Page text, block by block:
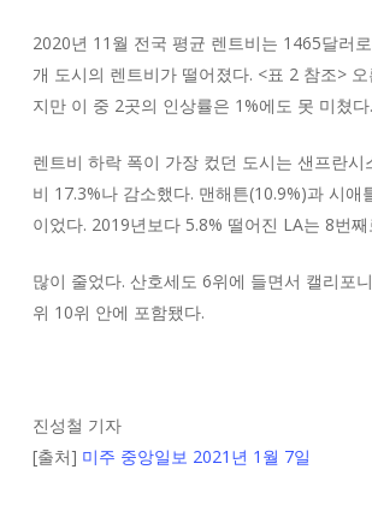
2020년 11월 전국 평균 렌트비는 1465달러
개 도시의 렌트비가 떨어졌다. <표 2 참조>
지만 이 중 2곳의 인상률은 1%에도 못 미쳤다.
렌트비 하락 폭이 가장 컸던 도시는 샌프란시
비 17.3%나 감소했다. 맨해튼(10.9%)과 시애
이었다. 2019년보다 5.8% 떨어진 LA는 8번
많이 줄었다. 산호세도 6위에 들면서 캘리포
위 10위 안에 포함됐다.
진성철 기자
[출처] 미주 중앙일보 2021년 1월 7일